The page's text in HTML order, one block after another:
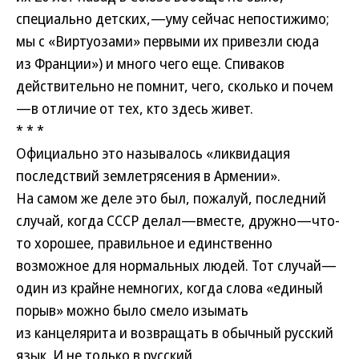
специально детских,—уму сейчас непостижимо;
мы с «Виртуозами» первыми их привезли сюда
из Франции») и много чего еще. Спиваков
действительно не помнит, чего, сколько и почем
—в отличие от тех, кто здесь живет.
* * *
Официально это называлось «ликвидация
последствий землетрясения в Армении».
На самом же деле это был, пожалуй, последний
случай, когда СССР делал—вместе, дружно—что-
то хорошее, правильное и единственно
возможное для нормальных людей. Тот случай—
один из крайне немногих, когда слова «единый
порыв» можно было смело изымать
из канцелярита и возвращать в обычный русский
язык. И не только в русский.